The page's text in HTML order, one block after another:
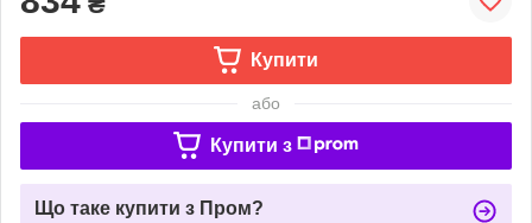
Купити
або
Купити з
Що таке купити з Пром?